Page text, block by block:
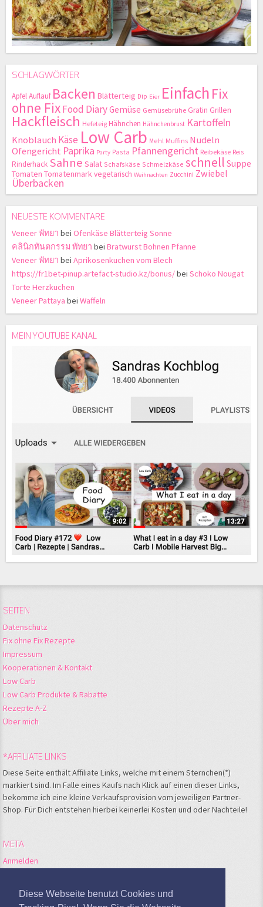
Diese Webseite benutzt Cookies und
SCHLAGWÖRTER
ApfelAuflauf Backen Blätterteig Dip Eier Einfach Fix
ohne FixFood DiaryGemüse Gemüsebrühe Gratin Grillen
Hackfleisch Hefeteig Hähnchen Hähnchenbrust Kartoffeln
Knoblauch Käse Low Carb Mehl Muffins Nudeln
Ofengericht Paprika Party Pasta Pfannengericht Reibekäse Reis
Rinderhack Sahne Salat Schafskäse Schmelzkäse schnell Suppe
Tomaten Tomatenmarkvegetarisch Weihnachten Zucchini Zwiebel
Überbacken
NEUESTE KOMMENTARE
Veneer พัทยา bei Ofenkäse Blätterteig Sonne
คลินิกทันตกรรม พัทยา bei Bratwurst Bohnen Pfanne
Veneer พัทยา bei Aprikosenkuchen vom Blech
https://fr1bet-pinup.artefact-studio.kz/bonus/bei Schoko Nougat
Torte Herzkuchen
Veneer Pattaya bei Waffeln
MEIN YOUTUBE KANAL
SEITEN
Datenschutz
Fix ohne Fix Rezepte
Impressum
Kooperationen & Kontakt
Low Carb
Low Carb Produkte & Rabatte
Rezepte A-Z
Über mich
*AFFILIATE LINKS
Diese Seite enthält Affiliate Links, welche mit einem Sternchen(*)
markiert sind. Im Falle eines Kaufs nach Klick auf einen dieser Links,
bekomme ich eine kleine Verkaufsprovision vom jeweiligen Partner-
Shop. Für Dich entstehen hierbei keinerlei Kosten und oder Nachteile!
META
Anmelden
Kommentare-Feed